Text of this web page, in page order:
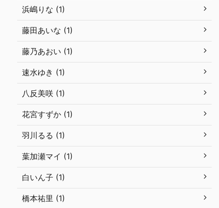
浜嶋りな (1)
藤田あいな (1)
藤乃あおい (1)
速水ゆき (1)
八反美咲 (1)
花宮すずか (1)
羽川るる (1)
葉加瀬マイ (1)
白いん子 (1)
橋本祐里 (1)